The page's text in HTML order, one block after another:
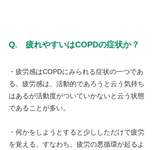
Q.　疲れやすいはCOPDの症状か？
・疲労感はCOPDにみられる症状の一つであ
る。疲労感は、活動的であろうと云う気持ち
はあるが活動度がついていかないと云う状態
であることが多い。
・何かをしようとすると少ししただけで疲労
を覚える。すなわち、疲労の悪循環が起るよ